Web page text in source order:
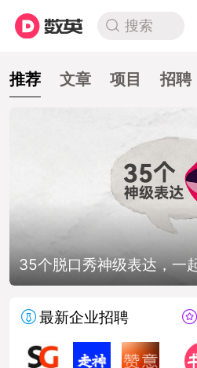
搜索
推荐 文章 项目 招聘
35个脱口秀神级表达，一
最新企业招聘